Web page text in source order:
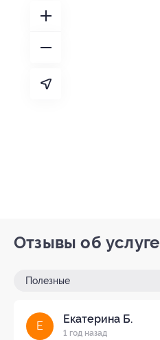
Отзывы об услуге
Полезные
Е
Екатерина Б.
1 год назад